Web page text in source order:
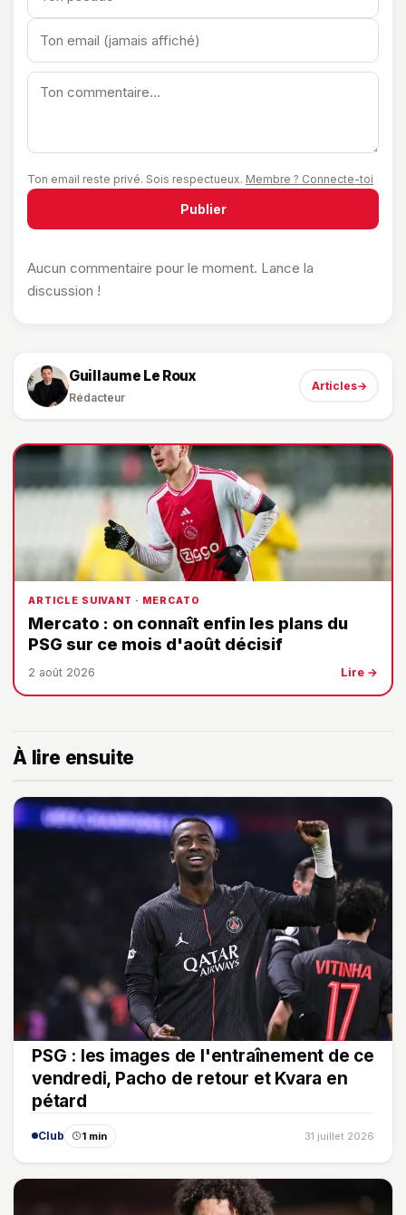
Ton email reste privé. Sois respectueux. Membre ? Connecte-toi
Publier
Aucun commentaire pour le moment. Lance la
discussion !
Guillaume Le Roux
Rédacteur
Articles→
ARTICLE SUIVANT · MERCATO
Mercato : on connaît enfin les plans du
PSG sur ce mois d'août décisif
2 août 2026 Lire →
À lire ensuite
PSG : les images de l'entraînement de ce
vendredi, Pacho de retour et Kvara en
pétard
Club 1 min 31 juillet 2026